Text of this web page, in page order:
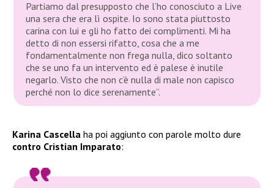
Partiamo dal presupposto che l’ho conosciuto a Live
una sera che era lì ospite. Io sono stata piuttosto
carina con lui e gli ho fatto dei complimenti. Mi ha
detto di non essersi rifatto, cosa che a me
fondamentalmente non frega nulla, dico soltanto
che se uno fa un intervento ed è palese è inutile
negarlo. Visto che non c’è nulla di male non capisco
perché non lo dice serenamente”.
Karina Cascella ha poi aggiunto con parole molto dure
contro Cristian Imparato: